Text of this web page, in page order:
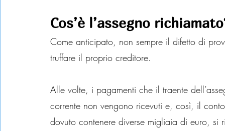
Cos’è l’assegno
Come anticipato, non sempre il difetto di
truffare il proprio creditore.
Alle volte, i pagamenti che il traente
corrente non vengono ricevuti e, così, il
dovuto contenere diverse migliaia di euro,